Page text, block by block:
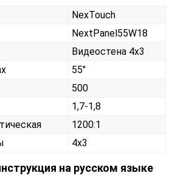
NexTouch
NextPanel55W18
Видеостена 4х3
55"
500
1,7-1,8
1200:1
4x3
на русском языке